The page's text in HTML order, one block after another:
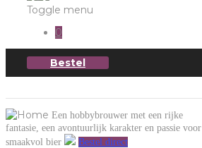
Toggle menu
0
Bestel
Een hobbybrouwer met een rijke
fantasie, een avontuurlijk karakter en passie voor
smaakvol bier
Bestel direct